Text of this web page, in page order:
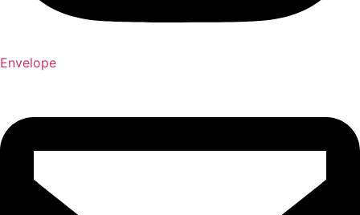
Envelope